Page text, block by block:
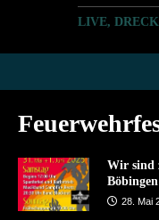
LIVE,
Wir sind
Böbingen
28. Mai